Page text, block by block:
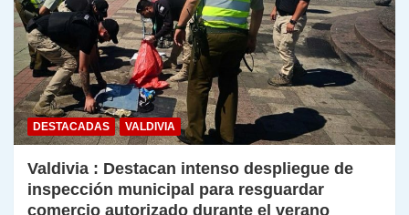
DESTACADAS VALDIVIA
Valdivia : Destacan intenso despliegue de
inspección municipal para resguardar
comercio autorizado durante el verano